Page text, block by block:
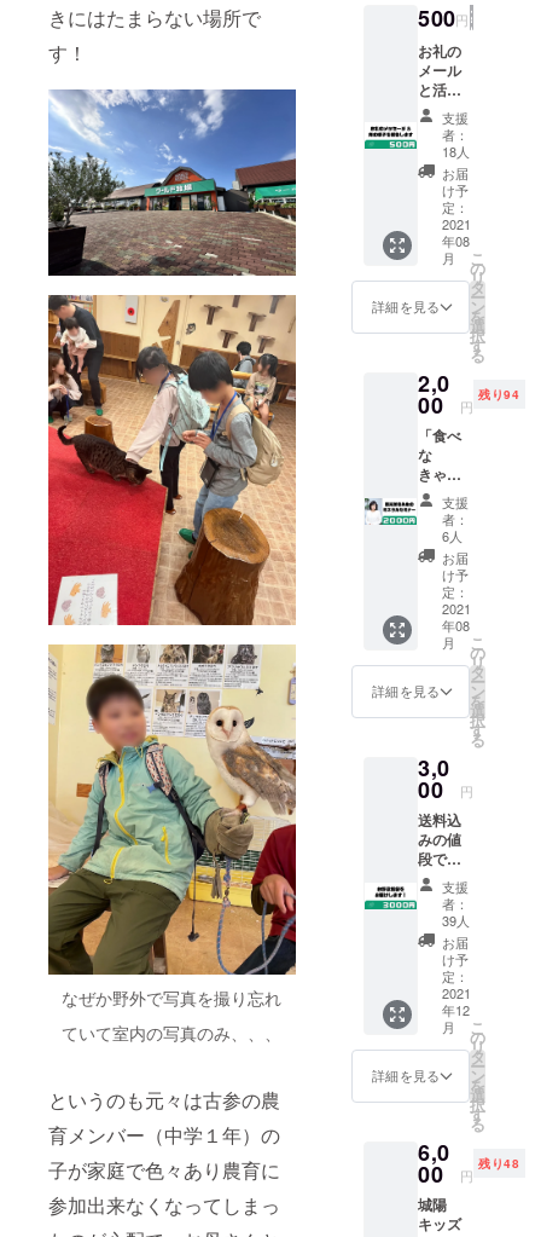
きにはたまらない場所で
す！
なぜか野外で写真を撮り忘れ
ていて室内の写真のみ、、、
というのも元々は古参の農
育メンバー（中学１年）の
子が家庭で色々あり農育に
参加出来なくなってしまっ
務所の養成
所のスタッ
フへと転
職。 下は４
歳から上は
３０代まで
７００名以
上の生徒を
対象に芸能
人の養成と
いう立場か
識を持ち始
める。
現在はHP制
作や企業の
広告制作に
ら、個人的
な社会活動
として中高
生に対する
キャリア教
育事業に取
り組んでい
的に事業化
することを
一念発起し
マゼルプロ
ジェクトを
立ち上げ
る。 その
ジャーナリ
スト堤未果
によるオン
ラインコン
ワールド」
のアシスタ
ントキャス
ターや、京
500円
お礼の
メール
と活動
の報告
をお送
りさせ
て頂き
ます。
活動報
告につ
いては
クラ
ファン
サイト
からお
送りし
で、お
見逃し
なきよ
うお願
い致し
ます。
支援
者：
18人
お届
け予
定：
2021
年08
月
詳細を見る
こ
の
リ
タ
ー
ン
を
選
択
す
る
2,0
00 円
残り94
「食べ
な
きゃ、
危
険！ー
食卓は
ミネラ
ル不
足」な
どの著
書で知
られ
る、食
学ミネ
ラルア
ドバイ
光美佳
先生を
お招き
してミ
ネラル
セミ
ナーを
開催さ
せて頂
くこと
になり
まし
た！
zoomで
のリア
ルタイ
ム参加
ど可能
です。
後日
アーカ
イブ動
支援
者：
6人
お届
け予
定：
2021
年08
月
詳細を見る
こ
の
リ
タ
ー
ン
を
選
択
す
る
3,0
00 円
送料込
みの値
段で
す。 子
ども達
と育て
たお野
菜を郵
送致し
ます。
栽培期
間中に
化学肥
料や農
薬は使
用して
ん。 内
容は気
候の状
況など
にもよ
支援
者：
39人
お届
け予
定：
2021
年12
月
詳細を見る
こ
の
リ
タ
ー
ン
を
選
択
す
る
6,0
00 円
残り48
城陽
キッズ